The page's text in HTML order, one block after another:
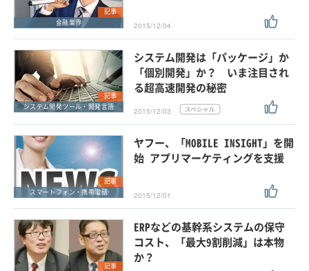
クリア この条件で検索する
記事
金融業界
2015/12/04
記事
システム開発ツール・開発言語
システム開発は「パッケージ」か
「個別開発」か？ いま注目され
る超高速開発の秘密
2015/12/03
記事
スマートフォン・携帯電話
ヤフー、「MOBILE INSIGHT」を開
始 アプリマーケティングを支援
2015/12/01
記事
ERPなどの基幹系システムの保守
コスト、「最大9割削減」は本物
か？